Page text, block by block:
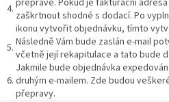
4. přepravě. Pokud je fakturační
zaškrtnoutshodné s dodací. Po
ikonu vytvořit objednávku, tímto
5. Následně Vám bude zaslán e-mail
včetně její rekapitulace a tato bude
6.
Jakmile bude objednávka
druhým e-mailem. Zde budou
přepravy.